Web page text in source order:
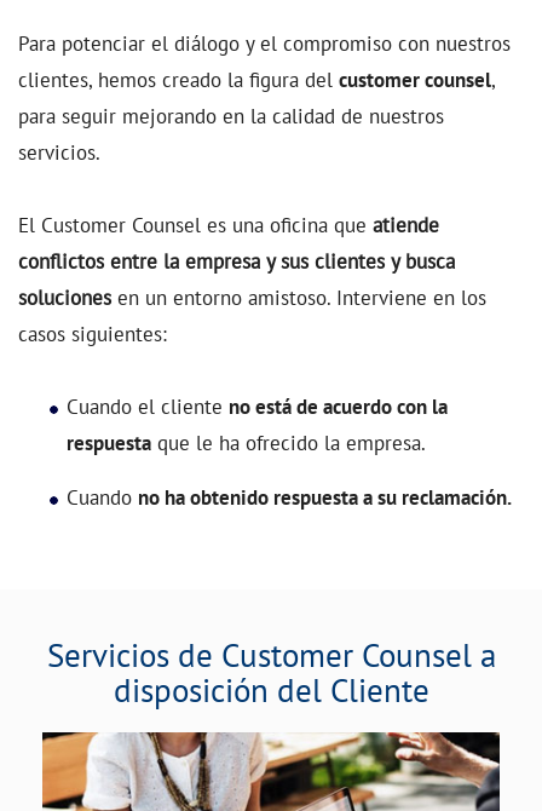
Para potenciar el diálogo y el compromiso con nuestros
clientes, hemos creado la figura del customer counsel,
para seguir mejorando en la calidad de nuestros
servicios.
El Customer Counsel es una oficina que atiende
conflictos entre la empresa y sus clientes y busca
soluciones en un entorno amistoso. Interviene en los
casos siguientes:
Cuando el cliente no está de acuerdo con la
respuesta que le ha ofrecido la empresa.
Cuando no ha obtenido respuesta a su reclamación.
Servicios de Customer Counsel a
disposición del Cliente